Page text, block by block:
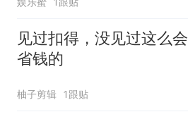
见过扣得，没见过这么会
省钱的
柚子剪辑 1跟贴